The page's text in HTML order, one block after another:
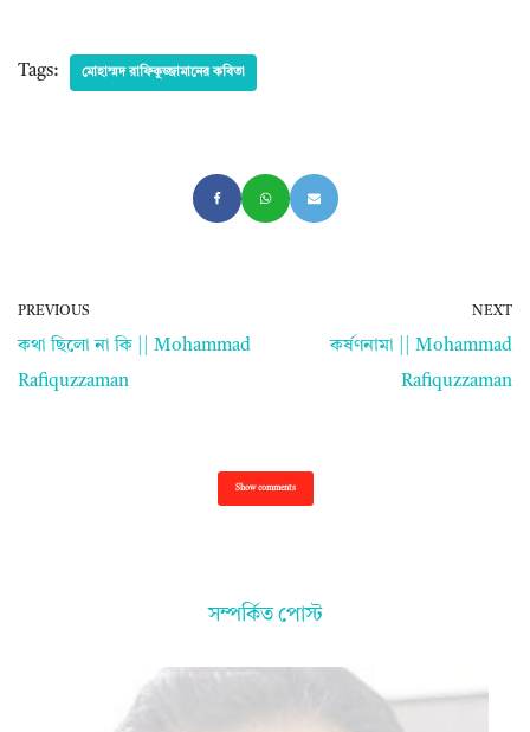
Tags: মোহাম্মদ রাফিকুজ্জামানের কবিতা
PREVIOUS
কথা ছিলো না কি || Mohammad
Rafiquzzaman
NEXT
কর্ষণনামা || Mohammad
Rafiquzzaman
Show comments
সম্পর্কিত পোস্ট